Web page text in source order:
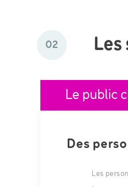
02 Les
Le public
Des
Les